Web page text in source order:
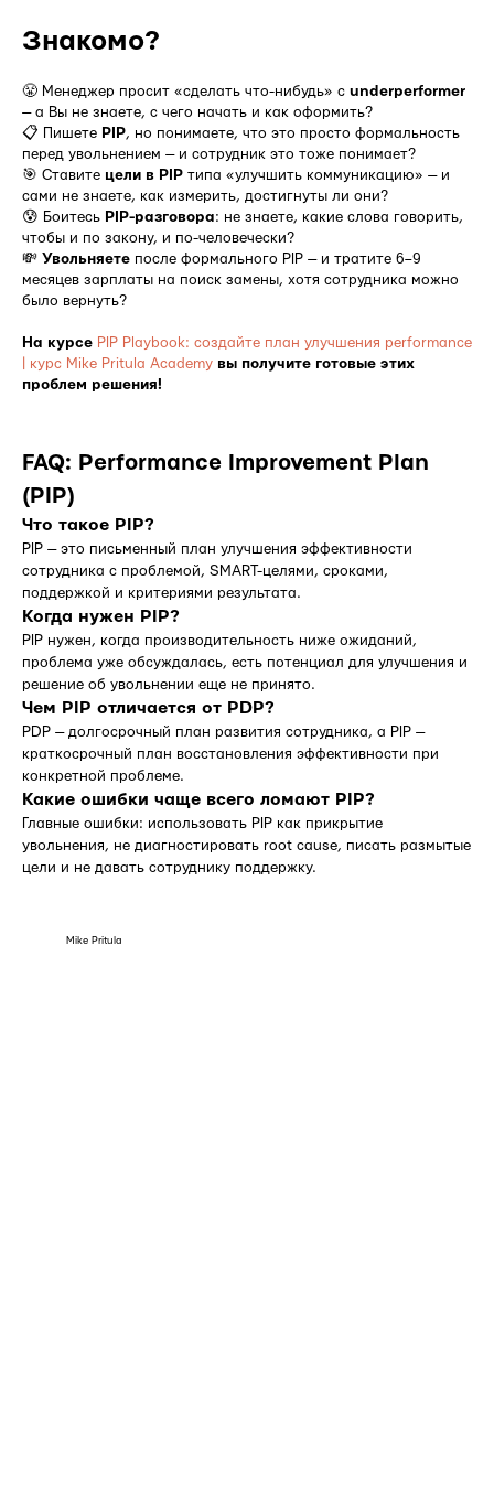
Знакомо?
😤 Менеджер просит «сделать что-нибудь» с underperformer
— а Вы не знаете, с чего начать и как оформить?
📋 Пишете PIP, но понимаете, что это просто формальность
перед увольнением — и сотрудник это тоже понимает?
🎯 Ставите цели в PIP типа «улучшить коммуникацию» — и
сами не знаете, как измерить, достигнуты ли они?
😰 Боитесь PIP-разговора: не знаете, какие слова говорить,
чтобы и по закону, и по-человечески?
💸 Увольняете после формального PIP — и тратите 6–9
месяцев зарплаты на поиск замены, хотя сотрудника можно
было вернуть?
На курсе PIP Playbook: создайте план улучшения performance
| курс Mike Pritula Academy вы получите готовые этих
проблем решения!
FAQ: Performance Improvement Plan
(PIP)
Что такое PIP?
PIP — это письменный план улучшения эффективности
сотрудника с проблемой, SMART-целями, сроками,
поддержкой и критериями результата.
Когда нужен PIP?
PIP нужен, когда производительность ниже ожиданий,
проблема уже обсуждалась, есть потенциал для улучшения и
решение об увольнении еще не принято.
Чем PIP отличается от PDP?
PDP — долгосрочный план развития сотрудника, а PIP —
краткосрочный план восстановления эффективности при
конкретной проблеме.
Какие ошибки чаще всего ломают PIP?
Главные ошибки: использовать PIP как прикрытие
увольнения, не диагностировать root cause, писать размытые
цели и не давать сотруднику поддержку.
Mike Pritula